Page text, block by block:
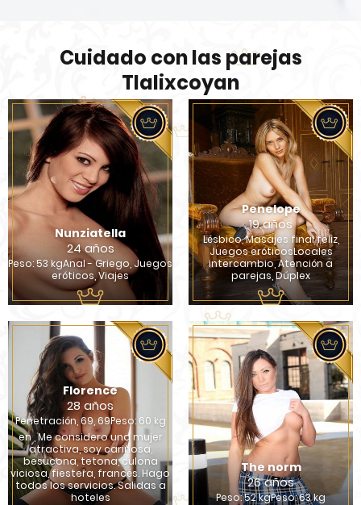
Cuidado con las parejas
Tlalixcoyan
Nunziatella
24 años
Peso: 53 kgAnal - Griego, Juegos
eróticos, Viajes
Penelope
19 años
Lésbico, Masajes final feliz,
Juegos eróticosLocales
intercambio, Atención a
parejas, Dúplex
Florence
28 años
Penetración, 69, 69Peso: 60 kg
en , Me considero una mujer
atractiva, soy cariñosa,
besucona, tetona, culona
viciosa, fiestera, francés. Hago
todos los servicios. Salidas a
hoteles
The norm
26 años
Peso: 52 kgPeso: 63 kg